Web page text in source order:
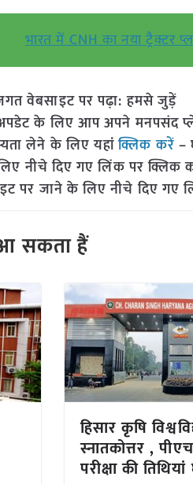
भारत में CNH का नया ट्रैक्टर
वेबसाइट पर पढ़ा: हमसे जुड़ें
के लिए आप अपने मनपसंद
लेने के लिए यहांक्लिक करें –
नीचे दिए गए लिंक पर क्लिक
पर जाने के लिए नीचे दिए गए
सकता हैं
हिसार कृषि
स्नातकोत्तर ,
परीक्षा की